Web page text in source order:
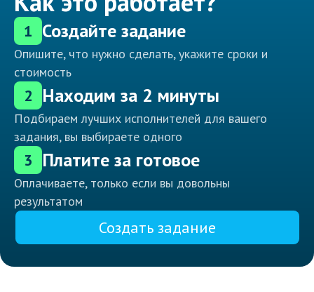
1 Создайте задание
Опишите, что нужно сделать, укажите сроки и
стоимость
2 Находим за 2 минуты
Подбираем лучших исполнителей для вашего
задания, вы выбираете одного
3 Платите за готовое
Оплачиваете, только если вы довольны
результатом
Создать задание